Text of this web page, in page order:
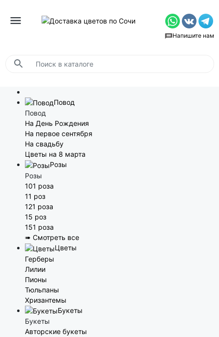
Напишите нам
Повод
Повод
На День Рождения
На первое сентября
На свадьбу
Цветы на 8 марта
Розы
Розы
101 роза
11 роз
121 роза
15 роз
151 роза
➠ Смотреть все
Цветы
Герберы
Лилии
Пионы
Тюльпаны
Хризантемы
Букеты
Букеты
Авторские букеты